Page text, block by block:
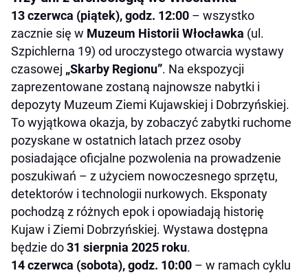
13 czerwca (piątek), godz. 12:00 – wszystko
zacznie się w Muzeum Historii Włocławka (ul.
Szpichlerna 19) od uroczystego otwarcia wystawy
czasowej „Skarby Regionu”. Na ekspozycji
zaprezentowane zostaną najnowsze nabytki i
depozyty Muzeum Ziemi Kujawskiej i Dobrzyńskiej.
To wyjątkowa okazja, by zobaczyć zabytki ruchome
pozyskane w ostatnich latach przez osoby
posiadające oficjalne pozwolenia na prowadzenie
poszukiwań – z użyciem nowoczesnego sprzętu,
detektorów i technologii nurkowych. Eksponaty
pochodzą z różnych epok i opowiadają historię
Kujaw i Ziemi Dobrzyńskiej. Wystawa dostępna
będzie do31 sierpnia 2025 roku.
14 czerwca (sobota), godz. 10:00 – w ramach cyklu